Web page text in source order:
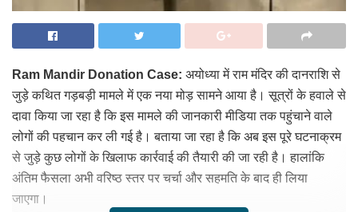
Ram Mandir Donation Case: अयोध्या में राम मंदिर की दानराशि से
जुड़े कथित गड़बड़ी मामले में एक नया मोड़ सामने आया है। सूत्रों के हवाले से
दावा किया जा रहा है कि इस मामले की जानकारी मीडिया तक पहुंचाने वाले
लोगों की पहचान कर ली गई है। बताया जा रहा है कि अब इस पूरे घटनाक्रम
से जुड़े कुछ लोगों के खिलाफ कार्रवाई की तैयारी की जा रही है। हालांकि
अंतिम फैसला अभी वरिष्ठ स्तर पर चर्चा और सहमति के बाद ही लिया
जाएगा।